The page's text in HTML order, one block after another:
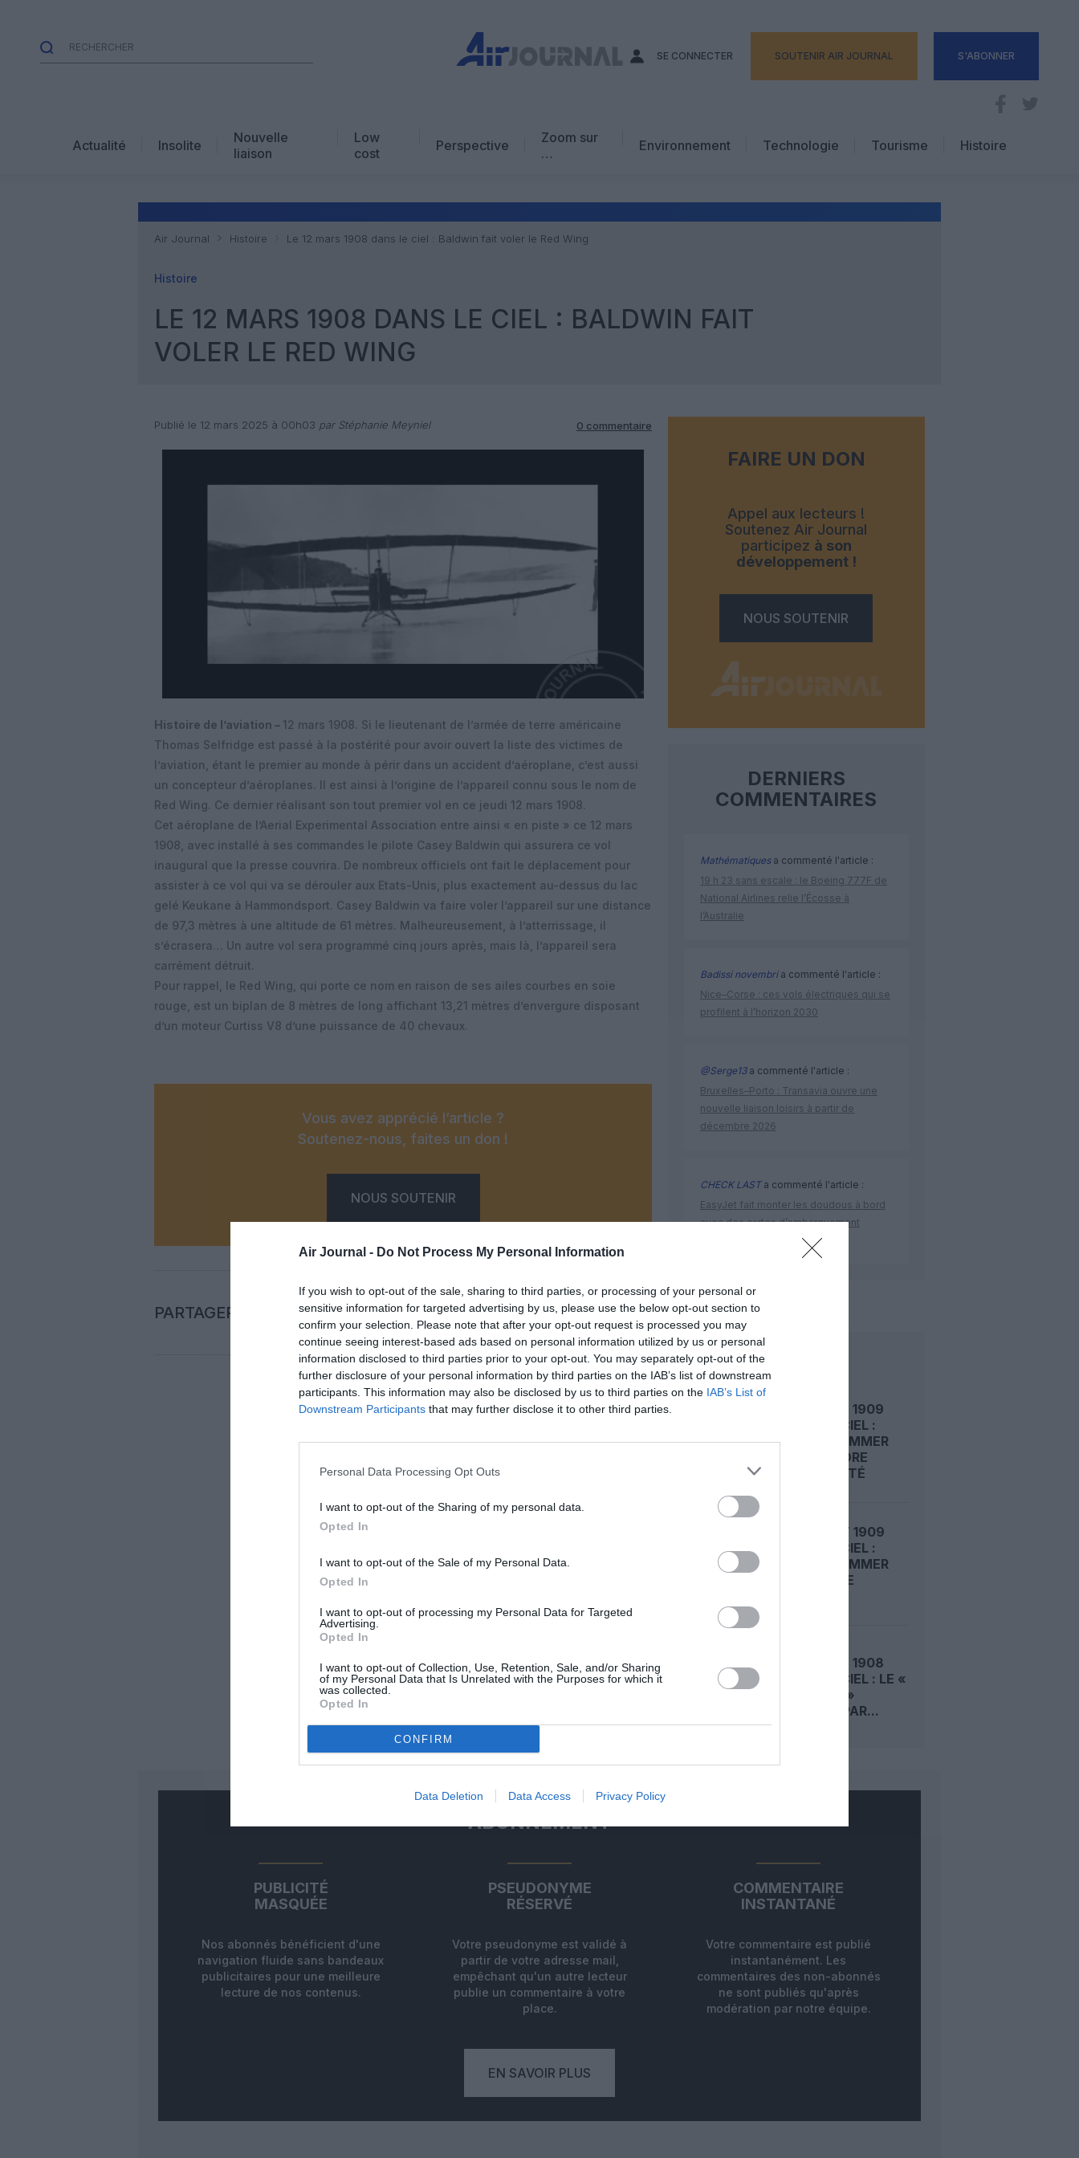
Air Journal - Do Not Process My Personal Information
If you wish to opt-out of the sale, sharing to third parties, or processing of your personal or
sensitive information for targeted advertising by us, please use the below opt-out section to
confirm your selection. Please note that after your opt-out request is processed you may
continue seeing interest-based ads based on personal information utilized by us or personal
information disclosed to third parties prior to your opt-out. You may separately opt-out of the
further disclosure of your personal information by third parties on the IAB’s list of downstream
participants. This information may also be disclosed by us to third parties on the IAB’s List of
Downstream Participants that may further disclose it to other third parties.
Personal Data Processing Opt Outs
I want to opt-out of the Sharing of my personal data.
Opted In
I want to opt-out of the Sale of my Personal Data.
Opted In
I want to opt-out of processing my Personal Data for Targeted
Advertising.
Opted In
I want to opt-out of Collection, Use, Retention, Sale, and/or Sharing
of my Personal Data that Is Unrelated with the Purposes for which it
was collected.
Opted In
CONFIRM
Data Deletion Data Access Privacy Policy
SE CONNECTER SOUTENIR AIR JOURNAL S'ABONNER
Actualité Insolite
Nouvelle
liaison
Low
cost
Perspective
Zoom sur
…
Avis d’expert
Environnement Technologie
Tourisme
Hôtellerie
Histoire
Air Journal Histoire Le 12 mars 1908 dans le ciel : Baldwin fait voler le Red Wing
Histoire
LE 12 MARS 1908 DANS LE CIEL : BALDWIN FAIT
VOLER LE RED WING
Publié le 12 mars 2025 à 00h03 par Stéphanie Meyniel 0 commentaire
Histoire de l’aviation – 12 mars 1908. Si le lieutenant de l’armée de terre américaine
Thomas Selfridge est passé à la postérité pour avoir ouvert la liste des victimes de
l’aviation, étant le premier au monde à périr dans un accident d’aéroplane, c’est aussi
un concepteur d’aéroplanes. Il est ainsi à l’origine de l’appareil connu sous le nom de
Red Wing. Ce dernier réalisant son tout premier vol en ce jeudi 12 mars 1908.
Cet aéroplane de l’Aerial Experimental Association entre ainsi « en piste » ce 12 mars
1908, avec installé à ses commandes le pilote Casey Baldwin qui assurera ce vol
inaugural que la presse couvrira. De nombreux officiels ont fait le déplacement pour
assister à ce vol qui va se dérouler aux Etats-Unis, plus exactement au-dessus du lac
gelé Keukane à Hammondsport. Casey Baldwin va faire voler l’appareil sur une distance
de 97,3 mètres à une altitude de 61 mètres. Malheureusement, à l’atterrissage, il
s’écrasera… Un autre vol sera programmé cinq jours après, mais là, l’appareil sera
carrément détruit.
Pour rappel, le Red Wing, qui porte ce nom en raison de ses ailes courbes en soie
rouge, est un biplan de 8 mètres de long affichant 13,21 mètres d’envergure disposant
d’un moteur Curtiss V8 d’une puissance de 40 chevaux.
Vous avez apprécié l’article ?
Soutenez-nous, faites un don !
NOUS SOUTENIR
PARTAGER L'ARTICLE
FacebookTwitterPinterestLinkedInEmail Print
Aucun commentaire !
FAIRE UN DON
Appel aux lecteurs !
Soutenez Air Journal
participez à son
développement !
NOUS SOUTENIR
DERNIERS
COMMENTAIRES
Mathématiquesa commenté l'article :
19 h 23 sans escale : le Boeing 777F de
National Airlines relie l’Écosse à
l’Australie
Badissi novembria commenté l'article :
Nice–Corse : ces vols électriques qui se
profilent à l’horizon 2030
@Serge13a commenté l'article :
Bruxelles–Porto : Transavia ouvre une
nouvelle liaison loisirs à partir de
décembre 2026
CHECK LASTa commenté l'article :
EasyJet fait monter les doudous à bord
avec des cartes d’embarquement
histoire de l'aviation
LIRE AUSSI
LE 7 AOÛT 1909
DANS LE CIEL :
ROGER SOMMER
FAIT ENCORE
L’ACTUALITÉ
LE 6 AOÛT 1909
DANS LE CIEL :
ROGER SOMMER
PERMET LE
LE 5 AOÛT 1908
DANS LE CIEL : LE «
ZEPPELIN »
DÉTRUIT PAR...
ABONNEMENT
PUBLICITÉ
MASQUÉE
Nos abonnés bénéficient d'une
navigation fluide sans bandeaux
publicitaires pour une meilleure
lecture de nos contenus.
PSEUDONYME
RÉSERVÉ
Votre pseudonyme est validé à
partir de votre adresse mail,
empêchant qu'un autre lecteur
publie un commentaire à votre
place.
COMMENTAIRE
INSTANTANÉ
Votre commentaire est publié
instantanément. Les
commentaires des non-abonnés
ne sont publiés qu'après
modération par notre équipe.
EN SAVOIR PLUS